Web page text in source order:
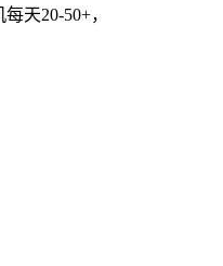
天20-50+，